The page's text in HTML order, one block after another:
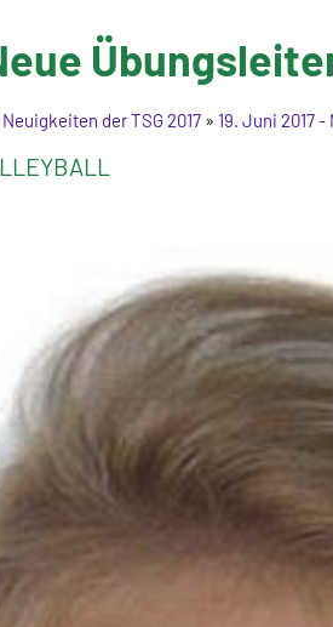
Neuigkeiten der TSG 2017» 19. Juni 2017